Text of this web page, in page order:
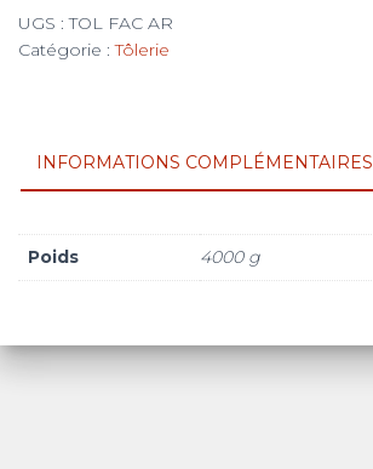
avec
renfort
UGS :TOL FAC AR
Catégorie :Tôlerie
INFORMATIONS COMPLÉMENTAIRES
Poids 4000 g